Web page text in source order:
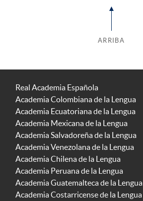
ARRIBA
Real Academia Española
Academia Colombiana de la Lengua
Academia Ecuatoriana de la Lengua
Academia Mexicana de la Lengua
Academia Salvadoreña de la Lengua
Academia Venezolana de la Lengua
Academia Chilena de la Lengua
Academia Peruana de la Lengua
Academia Guatemalteca de la Lengua
Academia Costarricense de la Lengua